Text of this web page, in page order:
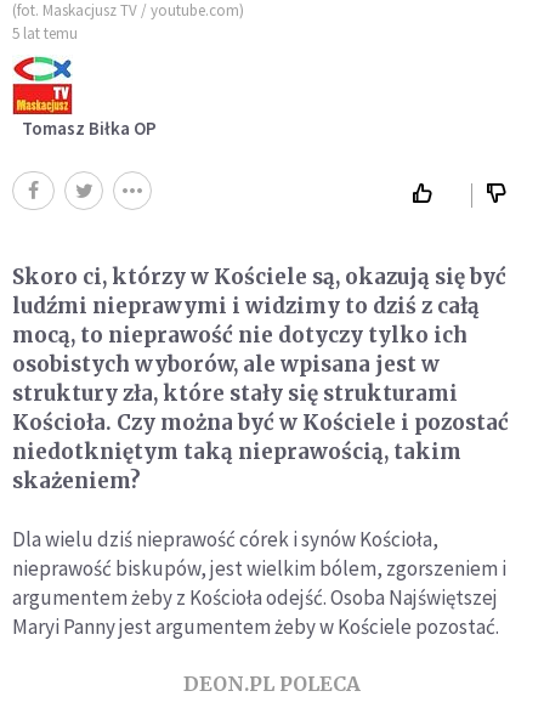
(fot. Maskacjusz TV / youtube.com)
5 lat temu
Tomasz Biłka OP
Skoro ci, którzy w Kościele są, okazują się być
ludźmi nieprawymi i widzimy to dziś z całą
mocą, to nieprawość nie dotyczy tylko ich
osobistych wyborów, ale wpisana jest w
struktury zła, które stały się strukturami
Kościoła. Czy można być w Kościele i pozostać
niedotkniętym taką nieprawością, takim
skażeniem?
Dla wielu dziś nieprawość córek i synów Kościoła,
nieprawość biskupów, jest wielkim bólem, zgorszeniem i
argumentem żeby z Kościoła odejść. Osoba Najświętszej
Maryi Panny jest argumentem żeby w Kościele pozostać.
DEON.PL POLECA